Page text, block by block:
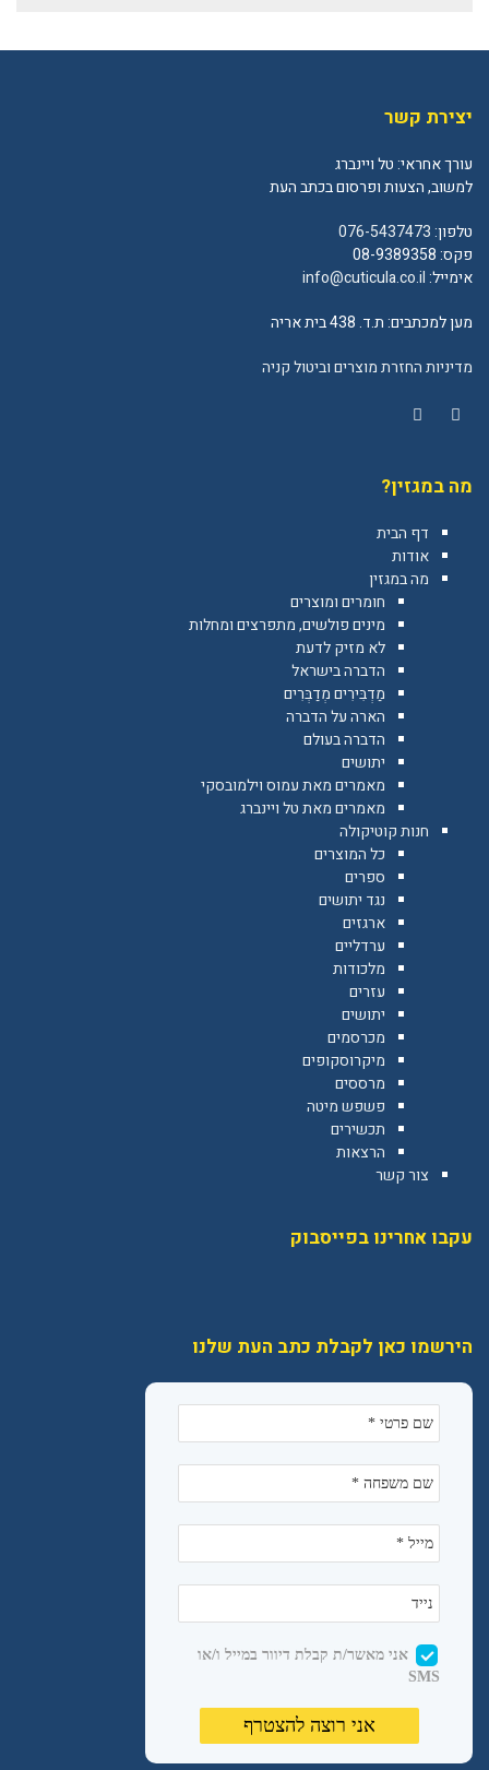
יצירת קשר
עורך אחראי: טל ויינברג
למשוב, הצעות ופרסום בכתב העת
טלפון:076-5437473
פקס: 08-9389358
אימייל:info@cuticula.co.il
מען למכתבים: ת.ד. 438 בית אריה
מדיניות החזרת מוצרים וביטול קניה
מה במגזין?
דף הבית
אודות
מה במגזין
חומרים ומוצרים
מינים פולשים, מתפרצים ומחלות
לא מזיק לדעת
הדברה בישראל
מַדְבִּירִים מְדַבְּרִים
הארה על הדברה
הדברה בעולם
יתושים
מאמרים מאת עמוס וילמובסקי
מאמרים מאת טל ויינברג
חנות קוטיקולה
כל המוצרים
ספרים
נגד יתושים
ארגזים
ערדליים
מלכודות
עזרים
יתושים
מכרסמים
מיקרוסקופים
מרססים
פשפש מיטה
תכשירים
הרצאות
צור קשר
עקבו אחרינו בפייסבוק
הירשמו כאן לקבלת כתב העת שלנו